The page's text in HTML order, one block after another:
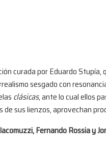
curada por Eduardo
sesgado con
clásicas, ante lo cual ellos
de sus lienzos, aprovechan
Fernando Rossia y